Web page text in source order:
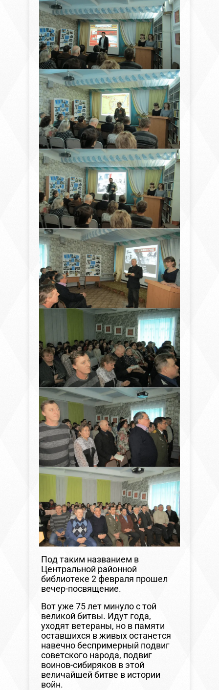
Под таким названием в
Центральной районной
библиотеке 2 февраля прошел
вечер-посвящение.
Вот уже 75 лет минуло с той
великой битвы. Идут года,
уходят ветераны, но в памяти
оставшихся в живых останется
навечно беспримерный подвиг
советского народа, подвиг
воинов-сибиряков в этой
величайшей битве в истории
войн.